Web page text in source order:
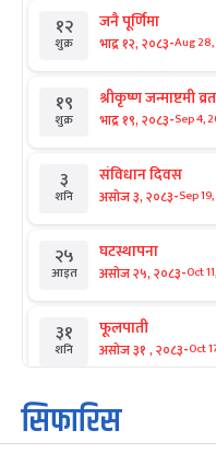
१२
शुक्र
जनै पूर्णिमा
भाद्र १२, २०८३-Aug
१९
शुक्र
श्रीकृष्ण जन्माष्टमी व्रत
भाद्र १९, २०८३-Sep 4,
३
शनि
संविधान दिवस
असोज ३, २०८३-Sep
२५
आइत
घटस्थापना
असोज २५, २०८३-Oct
३१
शनि
फूलपाती
असोज ३१ , २०८३-Oct
१
आइत
कार्तिक सङ्क्रान्ति
कार्तिक १, २०८३
सिफारिस